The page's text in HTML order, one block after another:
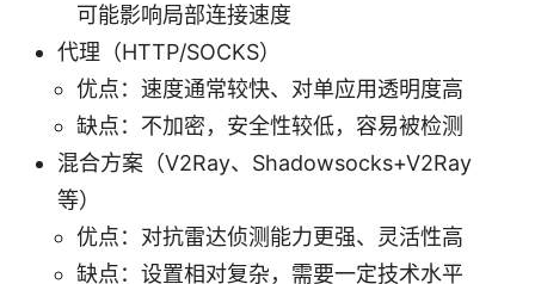
可能影响局部连接速度
代理（HTTP/SOCKS）
优点：速度通常较快、对单应用透明度高
缺点：不加密，安全性较低，容易被检测
混合方案（V2Ray、Shadowsocks+V2Ray
等）
优点：对抗雷达侦测能力更强、灵活性高
缺点：设置相对复杂，需要一定技术水平